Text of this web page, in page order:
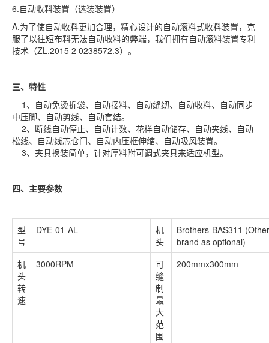
6.自动收料装置（选装装置）
A.为了使自动收料更加合理，精心设计的自动滚料式收料装置，克
服了以往短布料无法自动收料的弊端，我们拥有自动滚料装置专利
技术（ZL.2015 2 0238572.3）。
三、特性
1、自动免烫折袋、自动接料、自动缝纫、自动收料、自动同步
中压脚、自动剪线、自动套结。
2、断线自动停止、自动计数、花样自动储存、自动夹线、自动
松线、自动线芯仓门、自动内压框伸缩、自动吸风装置。
3、夹具换装简单，针对厚料附可调式夹具来适应机型。
四、主要参数
型
号
DYE-01-AL
机
头
Brothers-BAS311 (Other
brand as optional)
机
头
转
速
3000RPM
可
缝
制
最
大
范
围
200mmx300mm